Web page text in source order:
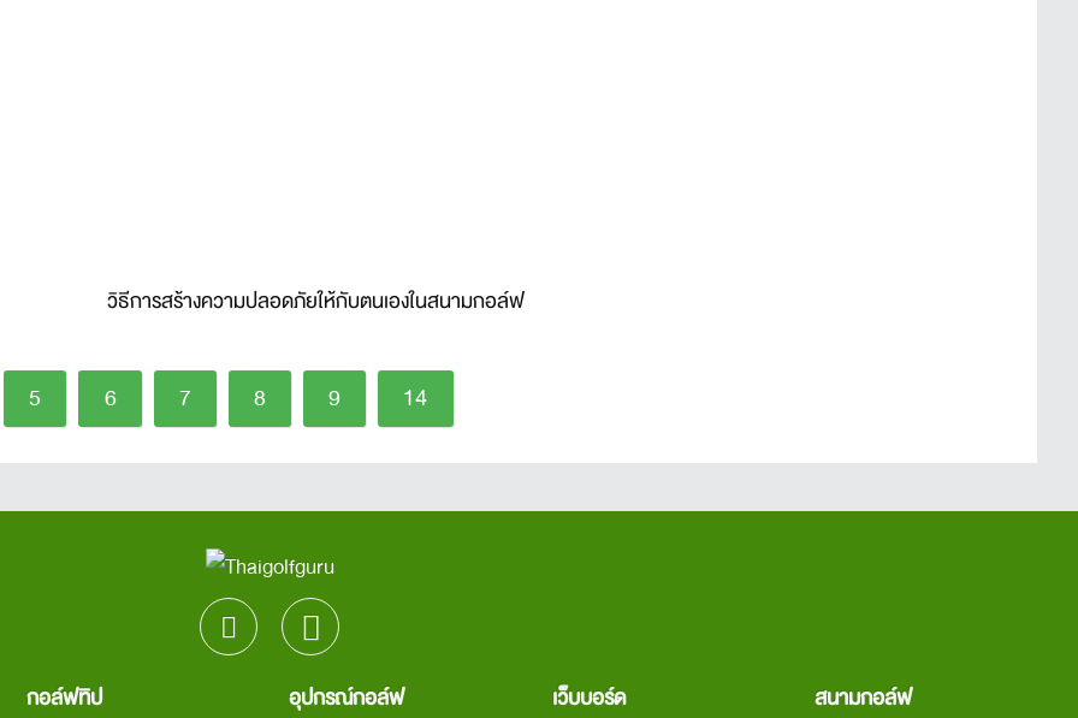
วิธีการสร้างความปลอดภัยให้กับตนเองในสนามกอล์ฟ
5 6 7 8 9 14
กอล์ฟทิป อุปกรณ์กอล์ฟ เว็บบอร์ด สนามกอล์ฟ